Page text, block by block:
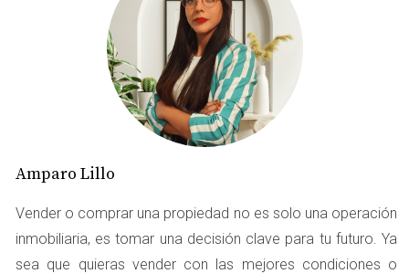
imaginar su vida. Por ello, es fundamental crear
experiencias visitas vivienda Boadilla del Monte que sean
memorables y únicas. Al integrar elementos como el
marketing sensorial, el trato cercano y los detalles
personalizados, se puede transformar una simple visita
en una experiencia que resuene emocionalmente con el
comprador.
MARKETING SENSORIAL EN
VISITAS
Amparo Lillo
Vender o comprar una propiedad no es solo una operación
inmobiliaria, es tomar una decisión clave para tu futuro. Ya
sea que quieras vender con las mejores condiciones o